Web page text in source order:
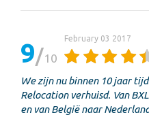
9 10
February 03 2017
We zijn nu binnen 10 jaar
Relocation verhuisd. Van
en van België naar